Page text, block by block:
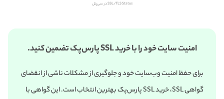
SSL/TLS Status در سی‌پنل
امنیت سایت خود را با خرید SSL پارس‌پک تضمین کنید.
برای حفظ امنیت وب‌سایت خود و جلوگیری از مشکلات ناشی از انقضای
گواهی SSL، خرید SSL پارس‌پک بهترین انتخاب است. این گواهی با